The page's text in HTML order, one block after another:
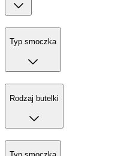
Typ smoczka
Rodzaj butelki